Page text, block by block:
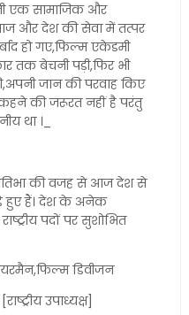
एक सामाजिक और
और देश की सेवा में तत्पर
हो गए,फिल्म एकेडमी
तक बेचनी पड़ी,फिर भी
जान की परवाह किए
की जरूरत नहीं है परंतु
था ।_
की वजह से आज देश से
हुए हैं। देश के अनेक
पदों पर सुशोभित
डिवीजन
उपाध्यक्ष]